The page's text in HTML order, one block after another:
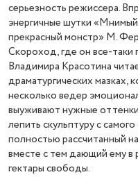
серьезность режиссера.
энергичные шутки
прекрасный монстр» М.
Скороход, где он все-таки
Владимира Красотина
драматургических мазках,
несколько ведер
выуживают нужные
лепить скульптуру с
полностью рассчитанный
вместе с тем дающий ему
гектары свободы.